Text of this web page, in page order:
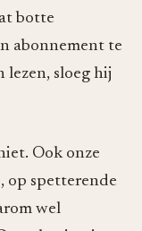
botte
abonnement te
lezen, sloeg hij
Ook onze
op spetterende
wel